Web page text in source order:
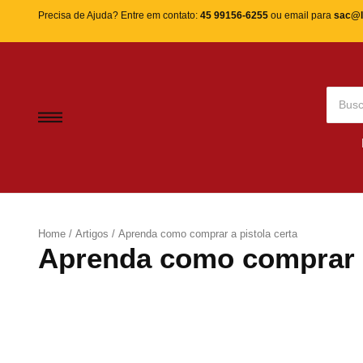
Precisa de Ajuda? Entre em contato: 45 99156-6255 ou email para
Home / Artigos / Aprenda como comprar a pistola certa
Aprenda como